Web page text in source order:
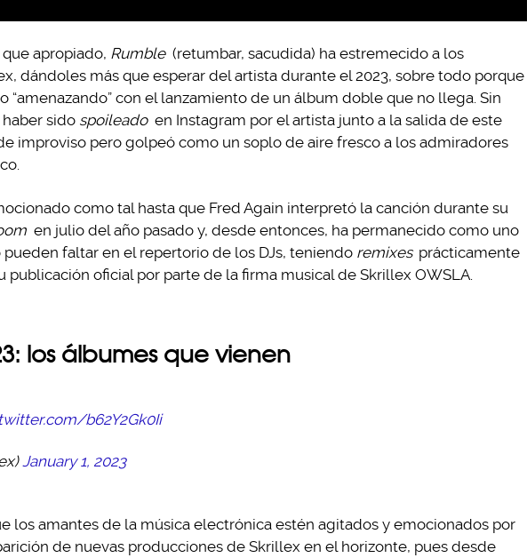
apropiado, Rumble (retumbar, sacudida) ha estremecido a los
dándoles más que esperar del artista durante el 2023, sobre todo porque
“amenazando” con el lanzamiento de un álbum doble que no llega. Sin
sido spoileado en Instagram por el artista junto a la salida de este
improviso pero golpeó como un soplo de aire fresco a los admiradores
como tal hasta que Fred Again interpretó la canción durante su
en julio del año pasado y, desde entonces, ha permanecido como uno
pueden faltar en el repertorio de los DJs, teniendo remixes prácticamente
publicación oficial por parte de la firma musical de Skrillex OWSLA.
los álbumes que vienen
b62Y2Gk0Ii
January 1, 2023
los amantes de la música electrónica estén agitados y emocionados por
de nuevas producciones de Skrillex en el horizonte, pues desde